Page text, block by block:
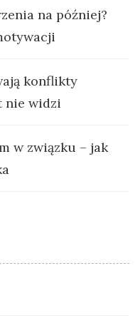
na później?
konflikty
nie widzi
w związku – jak